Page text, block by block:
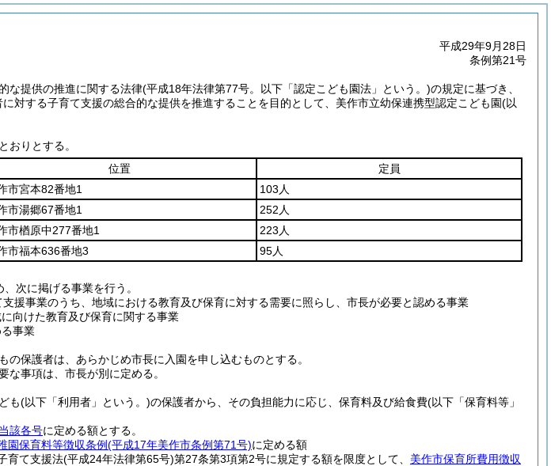
平成29年9月28日
条例第21号
な提供の推進に関する法律(平成18年法律第77号。以下「認定こども園法」という。)の規定に基づき、
対する子育て支援の総合的な提供を推進することを目的として、美作市立幼保連携型認定こども園(以
おりとする。
位置
定員
市宮本82番地1
103人
市湯郷67番地1
252人
市楢原中277番地1
223人
市福本636番地3
95人
次に掲げる事業を行う。
援事業のうち、地域における教育及び保育に対する需要に照らし、市長が必要と認める事業
向けた教育及び保育に関する事業
事業
保護者は、あらかじめ市長に入園を申し込むものとする。
な事項は、市長が別に定める。
も(以下「利用者」という。)の保護者から、その負担能力に応じ、保育料及び給食費(以下「保育料等」
当該各号に定める額とする。
園保育料等徴収条例(平成17年美作市条例第71号)に定める額
育て支援法(平成24年法律第65号)第27条第3項第2号に規定する額を限度として、 美作市保育所費用徴収